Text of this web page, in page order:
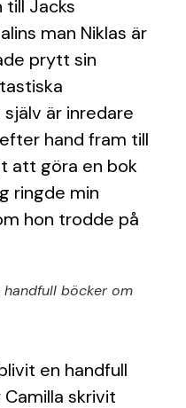
till Jacks
man Niklas är
prytt sin
är inredare
hand fram till
att göra en bok
ringde min
hon trodde på
böcker om
en handfull
skrivit